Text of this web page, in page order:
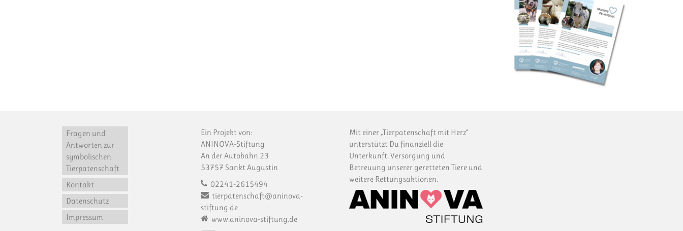
Fragen und
Antworten zur
symbolischen
Tierpatenschaft
Kontakt
Datenschutz
Impressum
Ein Projekt von:
ANINOVA-Stiftung
An der Autobahn 23
53757 Sankt Augustin
02241-2615494
tierpatenschaft@aninova-
stiftung.de
www.aninova-stiftung.de
Mit einer „Tierpatenschaft mit Herz“
unterstützt Du finanziell die
Unterkunft, Versorgung und
Betreuung unserer geretteten Tiere und
weitere Rettungsaktionen.